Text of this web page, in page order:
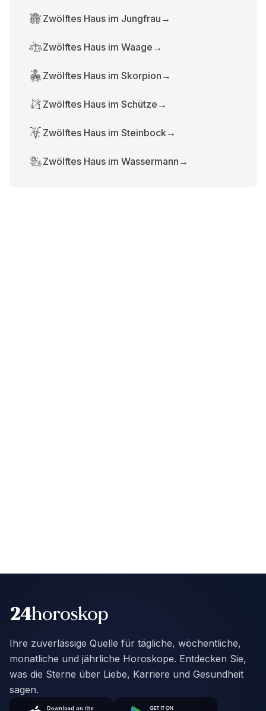
Zwölftes Haus im Jungfrau →
Zwölftes Haus im Waage →
Zwölftes Haus im Skorpion →
Zwölftes Haus im Schütze →
Zwölftes Haus im Steinbock→
Zwölftes Haus im Wassermann →
Ihre zuverlässige Quelle für tägliche, wöchentliche,
monatliche und jährliche Horoskope. Entdecken Sie,
was die Sterne über Liebe, Karriere und Gesundheit
sagen.